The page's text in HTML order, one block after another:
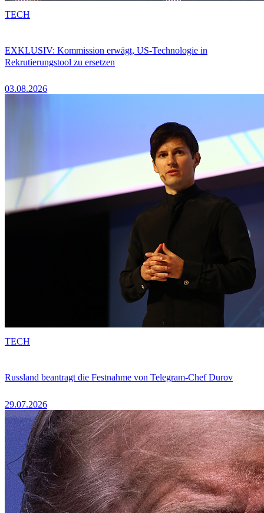
EXKLUSIV: Kommission erwägt, US-Technologie in
Rekrutierungstool zu ersetzen
03.08.2026
TECH
Russland beantragt die Festnahme von Telegram-Chef Durov
29.07.2026
TECH